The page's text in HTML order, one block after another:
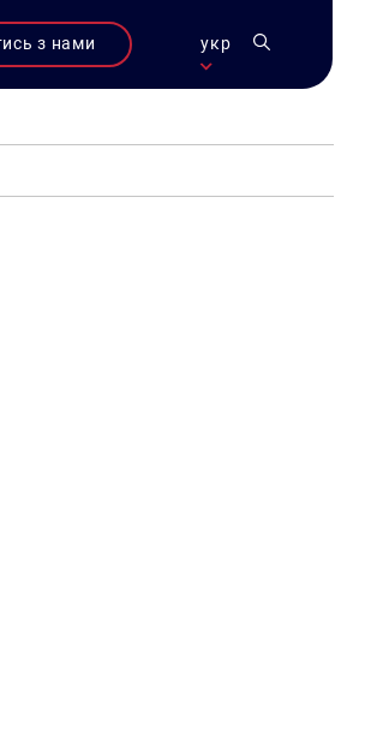
з нами укр